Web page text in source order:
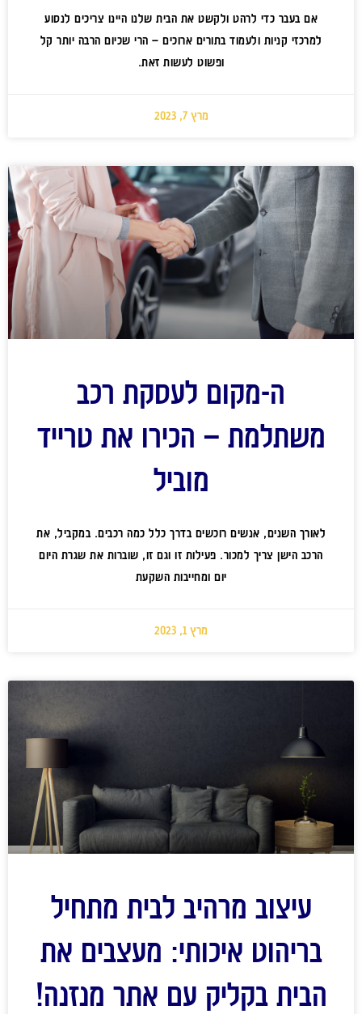
אם בעבר כדי לרהט ולקשט את הבית שלנו היינו צריכים לנסוע
למרכזי קניות ולעמוד בתורים ארוכים – הרי שכיום הרבה יותר קל
ופשוט לעשות זאת.
מרץ 7, 2023
ה-מקום לעסקת רכב
משתלמת – הכירו את טרייד
מוביל
לאורך השנים, אנשים רוכשים בדרך כלל כמה רכבים. במקביל, את
הרכב הישן צריך למכור. פעילות זו וגם זו, שוברות את שגרת היום
יום ומחייבות השקעת
מרץ 1, 2023
עיצוב מרהיב לבית מתחיל
בריהוט איכותי: מעצבים את
הבית בקליק עם אתר מנזנה!